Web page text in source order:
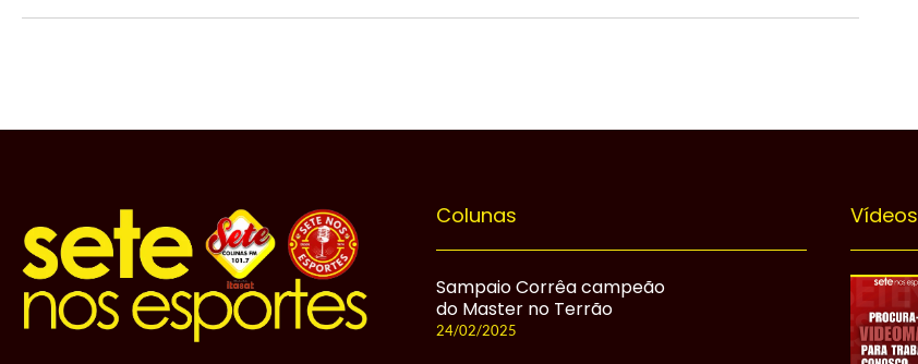
Colunas
Sampaio Corrêa campeão
do Master no Terrão
24/02/2025
Vídeos